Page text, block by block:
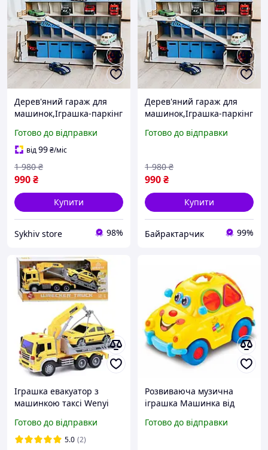
Дерев'яний гараж для
машинок,Іграшка-паркінг
фанери,Дерев'яні
паркування та гаражі
Готово до відправки
від99₴/міс
990₴
1 980 ₴
Купити
Sykhiv store 98%
Дерев'яний гараж для
машинок,Іграшка-паркінг
фанери,Дерев'яні
Готово до відправки
990₴
1 980 ₴
Купити
Байрактарчик 99%
Іграшка евакуатор з
машинкою таксі Wenyi
світлозвуковими
ефектами Жовтий (60526)
Готово до відправки
5.0 (2)
Розвиваюча музична
іграшка Машинка від
Готово до відправки